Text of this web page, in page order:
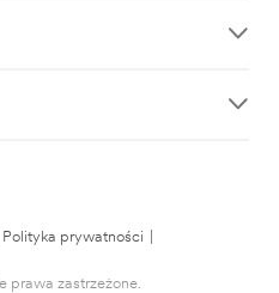
Polityka prywatności
prawa zastrzeżone.